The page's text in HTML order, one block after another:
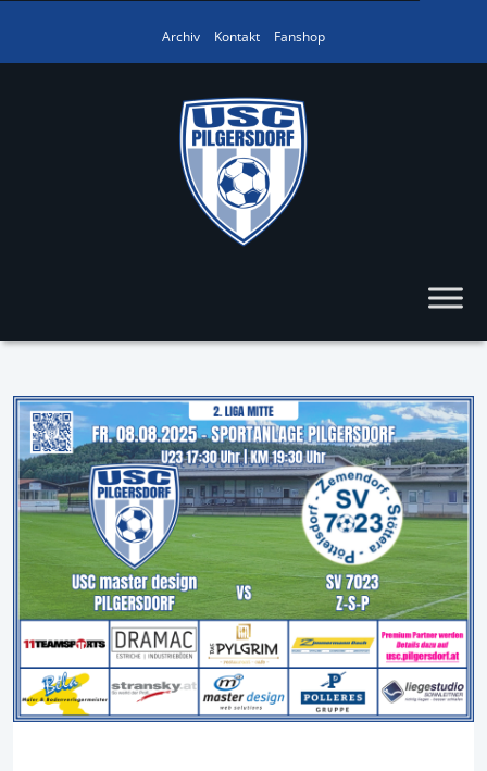
Archiv Kontakt Fanshop